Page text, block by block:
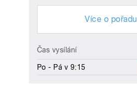
Více o pořadu
Čas vysílání
Po - Pá v 9:15